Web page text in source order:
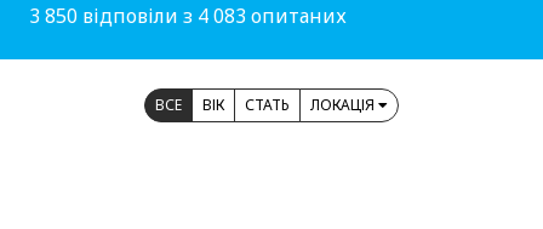
3 850 відповіли з 4 083 опитаних
ВСЕ ВІК СТАТЬ ЛОКАЦІЯ